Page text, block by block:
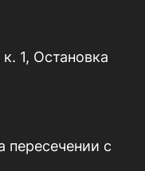
1, Остановка
пересечении с